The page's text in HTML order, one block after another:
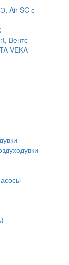
Air SC с
Вентс
VEKA